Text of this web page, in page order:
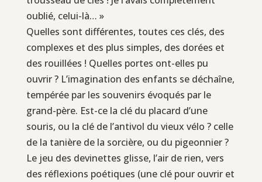
oublié, celui-là… »
Quelles sont différentes, toutes ces clés, des
complexes et des plus simples, des dorées et
des rouillées ! Quelles portes ont-elles pu
ouvrir ? L’imagination des enfants se déchaîne,
tempérée par les souvenirs évoqués par le
grand-père. Est-ce la clé du placard d’une
souris, ou la clé de l’antivol du vieux vélo ? celle
de la tanière de la sorcière, ou du pigeonnier ?
Le jeu des devinettes glisse, l’air de rien, vers
des réflexions poétiques (une clé pour ouvrir et